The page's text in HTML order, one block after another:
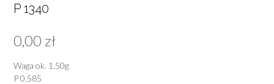
P 1340
0,00 zł
Waga ok. 1,50g
P 0,585